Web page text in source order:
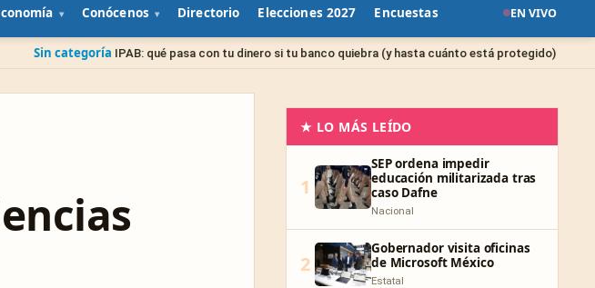
Conócenos Directorio Elecciones 2027 Encuestas EN VIVO
IPAB: qué pasa con tu dinero si tu banco quiebra (y hasta cuánto está protegido) Sin
★ LO MÁS LEÍDO
1
SEP ordena impedir
educación militarizada tras
caso Dafne
Nacional
2
Gobernador visita oficinas
de Microsoft México
Estatal